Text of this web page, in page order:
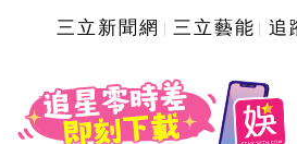
三立新聞網 三立藝能 追